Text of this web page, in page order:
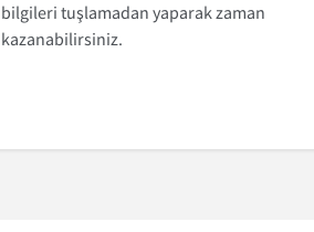
bilgileri tuşlamadan yaparak zaman
kazanabilirsiniz.